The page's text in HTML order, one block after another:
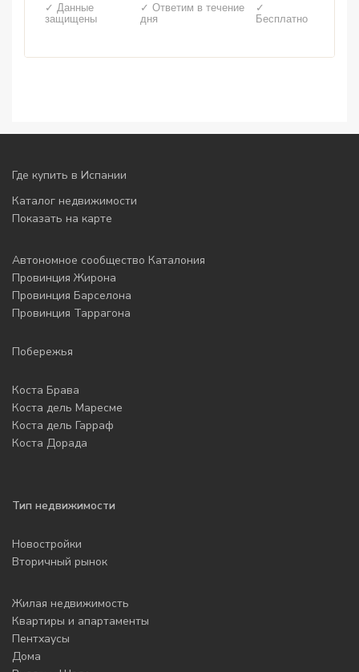
✓ Данные
защищены
✓ Ответим в течение
дня
✓
Бесплатно
Где купить в Испании
Каталог недвижимости
Показать на карте
Автономное сообщество Каталония
Провинция Жирона
Провинция Барселона
Провинция Таррагона
Побережья
Коста Брава
Коста дель Маресме
Коста дель Гарраф
Коста Дорада
Тип недвижимости
Новостройки
Вторичный рынок
Жилая недвижимость
Квартиры и апартаменты
Пентхаусы
Дома